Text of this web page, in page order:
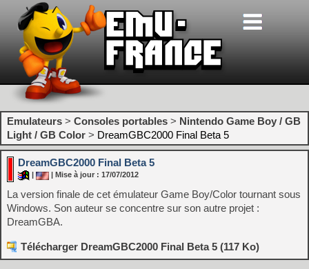
Emulateurs > Consoles portables > Nintendo Game Boy / GB
Light / GB Color > DreamGBC2000 Final Beta 5
DreamGBC2000 Final Beta 5
| Mise à jour : 17/07/2012
La version finale de cet émulateur Game Boy/Color tournant sous
Windows. Son auteur se concentre sur son autre projet :
DreamGBA.
Télécharger DreamGBC2000 Final Beta 5 (117 Ko)